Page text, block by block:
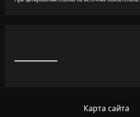
Карта сайта